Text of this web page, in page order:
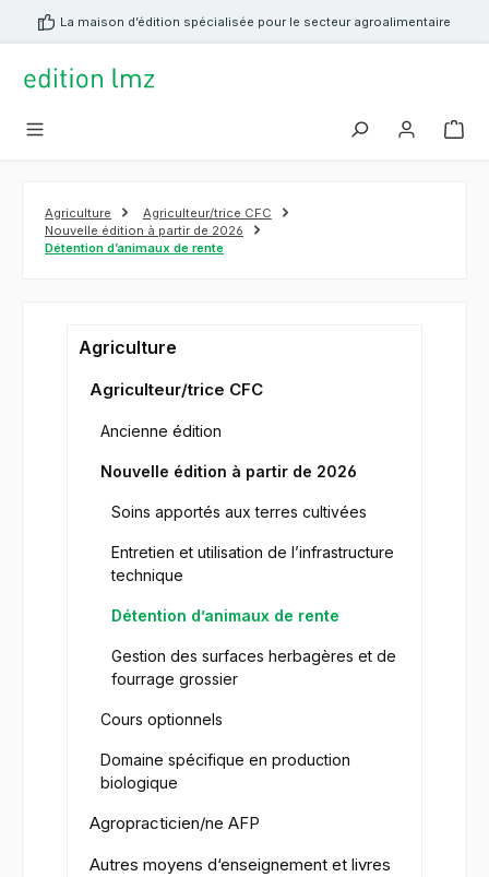
principal
La maison d’édition spécialisée pour le secteur agroalimentaire
Agriculture
Agriculteur/trice CFC
Nouvelle édition à partir de 2026
Détention d’animaux de rente
Agriculture
Agriculteur/trice CFC
Ancienne édition
Nouvelle édition à partir de 2026
Soins apportés aux terres cultivées
Entretien et utilisation de l’infrastructure
technique
Détention d’animaux de rente
Gestion des surfaces herbagères et de
fourrage grossier
Cours optionnels
Domaine spécifique en production
biologique
Agropracticien/ne AFP
Autres moyens d‘enseignement et livres